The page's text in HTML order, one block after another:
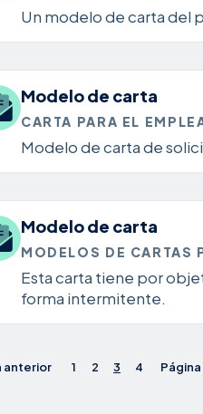
Un modelo de carta del
Modelo de carta
CARTA PARA EL
Modelo de carta de
Modelo de carta
MODELOS DE CARTAS
Esta carta tiene por
forma intermitente.
anterior 1 2 3 4